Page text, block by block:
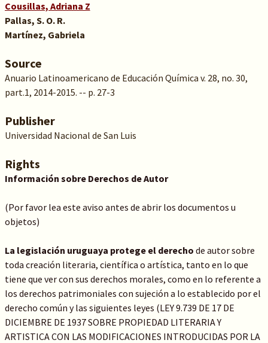
Cousillas, Adriana Z
Pallas, S. O. R.
Martínez, Gabriela
Source
Anuario Latinoamericano de Educación Química v. 28, no. 30,
part.1, 2014-2015. -- p. 27-3
Publisher
Universidad Nacional de San Luis
Rights
Información sobre Derechos de Autor
(Por favor lea este aviso antes de abrir los documentos u
objetos)
La legislación uruguaya protege el derecho de autor sobre
toda creación literaria, científica o artística, tanto en lo que
tiene que ver con sus derechos morales, como en lo referente a
los derechos patrimoniales con sujeción a lo establecido por el
derecho común y las siguientes leyes (LEY 9.739 DE 17 DE
DICIEMBRE DE 1937 SOBRE PROPIEDAD LITERARIA Y
ARTISTICA CON LAS MODIFICACIONES INTRODUCIDAS POR LA